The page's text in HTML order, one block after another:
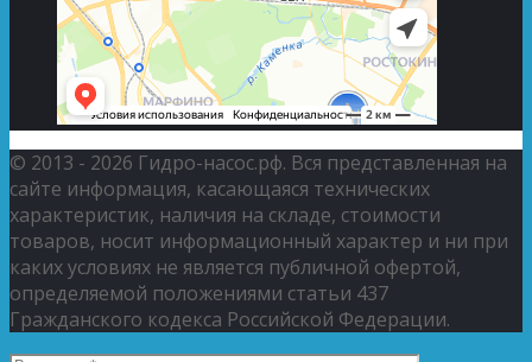
© 2013 - 2026 Гидро-насос.рф. Вся представленная на
сайте информация, касающаяся технических
характеристик, наличия на складе, стоимости
товаров, носит информационный характер и ни при
каких условиях не является публичной офертой,
определяемой положениями статьи 437
Гражданского кодекса Российской Федерации.